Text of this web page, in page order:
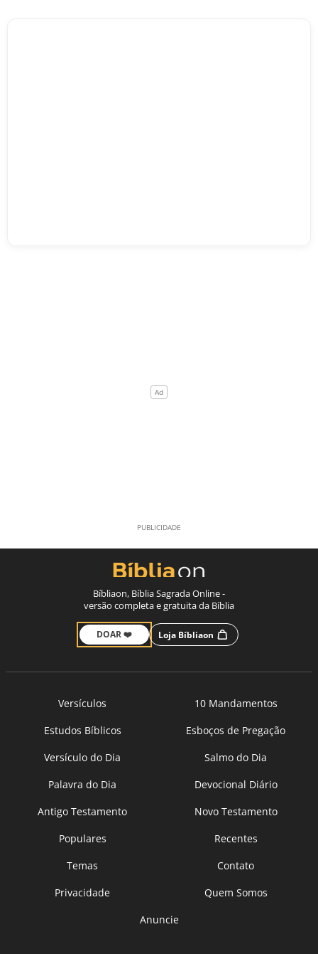
Bíbliaon, Bíblia Sagrada Online -
versão completa e gratuita da Bíblia
DOAR ❤️ Loja Bíbliaon
Versículos
10 Mandamentos
Estudos Bíblicos
Esboços de Pregação
Versículo do Dia
Salmo do Dia
Palavra do Dia
Devocional Diário
Antigo Testamento
Novo Testamento
Populares
Recentes
Temas
Contato
Privacidade
Quem Somos
Anuncie